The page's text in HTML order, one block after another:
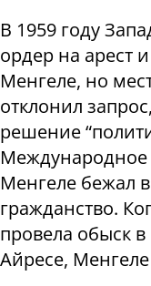
В 1959 году
ордер на арест
Менгеле, но
отклонил
решение
Международное
Менгеле бежал
гражданство.
провела обыск
Айресе,